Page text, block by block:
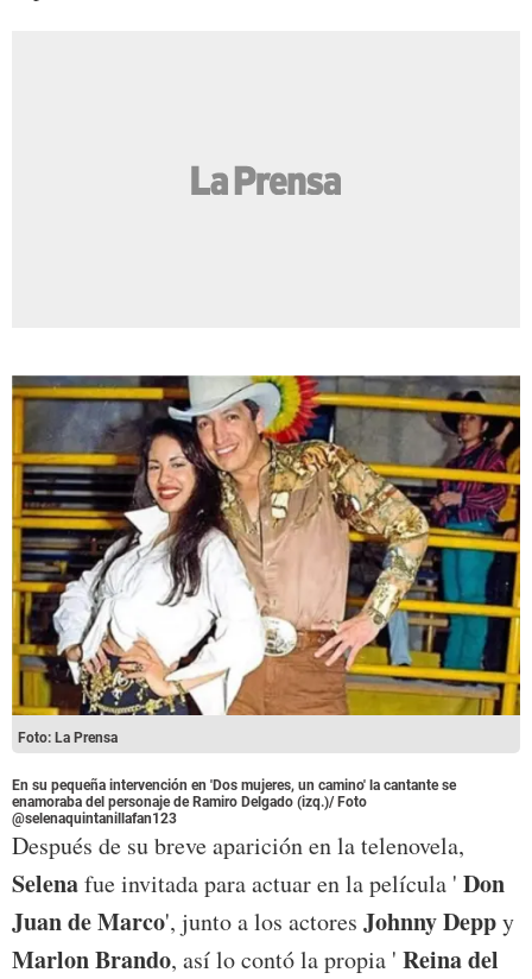
Foto: La Prensa
En su pequeña intervención en 'Dos mujeres, un camino' la cantante se
enamoraba del personaje de Ramiro Delgado (izq.)/ Foto
@selenaquintanillafan123
Después de su breve aparición en la telenovela,
Selenafue invitada para actuar en la película ' Don
Juan de Marco', junto a los actores Johnny Deppy
Marlon Brando, así lo contó la propia ' Reina del